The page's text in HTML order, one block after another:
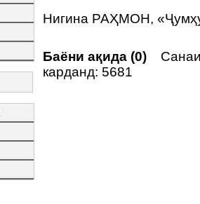
Нигина РАҲМОН,
Баёни ақида (0)
карданд: 5681